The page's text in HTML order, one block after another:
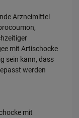
Arzneimittel
mit Artischocke
sein kann, dass
werden
mit